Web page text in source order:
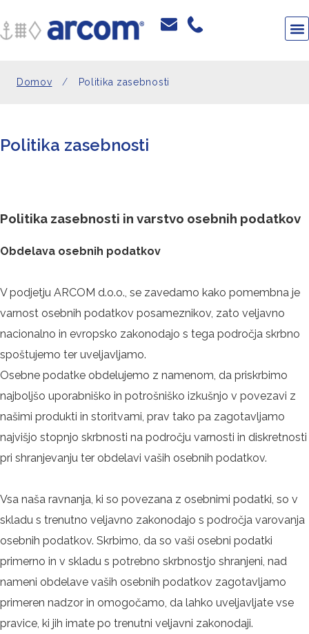
Domov / Politika zasebnosti
Politika zasebnosti
Politika zasebnosti in varstvo osebnih podatkov
Obdelava osebnih podatkov
V podjetju ARCOM d.o.o., se zavedamo kako pomembna je
varnost osebnih podatkov posameznikov, zato veljavno
nacionalno in evropsko zakonodajo s tega področja skrbno
spoštujemo ter uveljavljamo.
Osebne podatke obdelujemo z namenom, da priskrbimo
najboljšo uporabniško in potrošniško izkušnjo v povezavi z
našimi produkti in storitvami, prav tako pa zagotavljamo
najvišjo stopnjo skrbnosti na področju varnosti in diskretnosti
pri shranjevanju ter obdelavi vaših osebnih podatkov.
Vsa naša ravnanja, ki so povezana z osebnimi podatki, so v
skladu s trenutno veljavno zakonodajo s področja varovanja
osebnih podatkov. Skrbimo, da so vaši osebni podatki
primerno in v skladu s potrebno skrbnostjo shranjeni, nad
nameni obdelave vaših osebnih podatkov zagotavljamo
primeren nadzor in omogočamo, da lahko uveljavljate vse
pravice, ki jih imate po trenutni veljavni zakonodaji.